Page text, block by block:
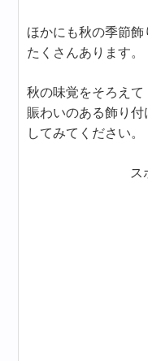
ほかにも秋の季節飾
たくさんあります。
秋の味覚をそろえて
賑わいのある飾り付
してみてください。
ス